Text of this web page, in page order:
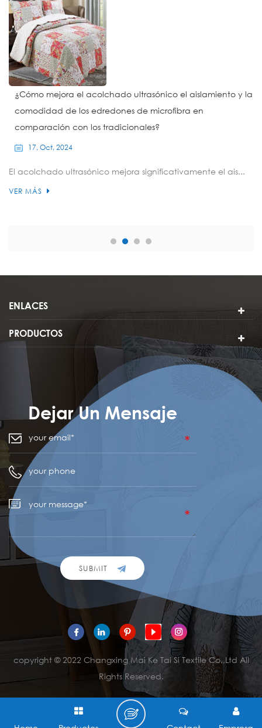
¿Cómo mejora el acolchado ultrasónico el aislamiento y la
comodidad de los edredones de microfibra en
comparación con los tradicionales?
17, Oct, 2024
El acolchado ultrasónico mejora significativamente el ais...
VER MÁS
ENLACES
PRODUCTOS
Dejar Un Mensaje
SUBMIT
copyright © 2022 Changxing Mai Ke Tai Si Textile Co.,Ltd All
Rights Reserved.